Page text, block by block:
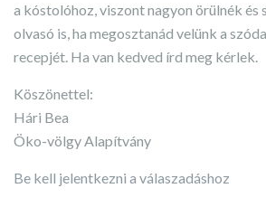
a kóstolóhoz, viszont nagyon örülnék és
olvasó is, ha megosztanád velünk a
recepjét. Ha van kedved írd meg kérlek.
Köszönettel:
Hári Bea
Öko-völgy Alapítvány
Be kell jelentkezni a válaszadáshoz